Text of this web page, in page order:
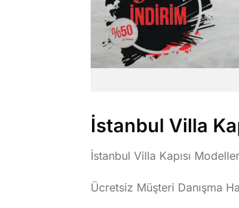
İstanbul Villa
İstanbul Villa Kapısı
Ücretsiz Müşteri Danışma